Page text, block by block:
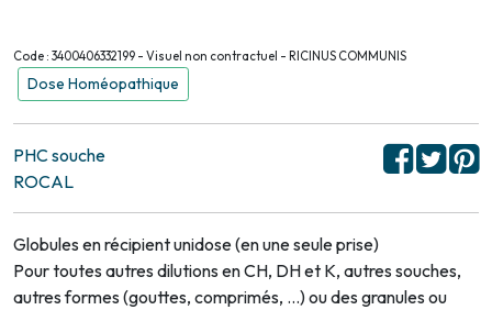
Code : 3400406332199 - Visuel non contractuel - RICINUS COMMUNIS
Dose Homéopathique
PHC souche
ROCAL
Globules en récipient unidose (en une seule prise)
Pour toutes autres dilutions en CH, DH et K, autres souches,
autres formes (gouttes, comprimés, …) ou des granules ou